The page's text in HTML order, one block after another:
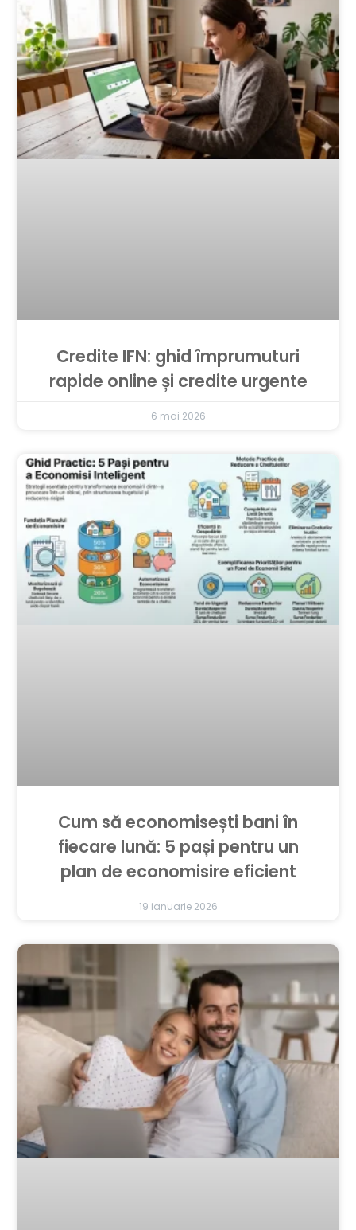
Credite IFN: ghid împrumuturi
rapide online și credite urgente
6 mai 2026
Cum să economisești bani în
fiecare lună: 5 pași pentru un
plan de economisire eficient
19 ianuarie 2026